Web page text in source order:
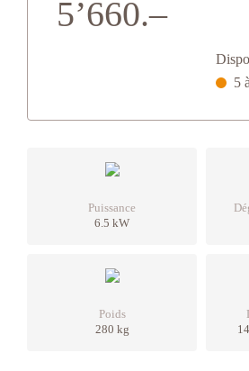
5’660.–
5
Puissance
6.5 kW
Poids
280 kg